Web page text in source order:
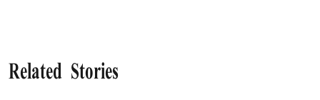
Related Stories